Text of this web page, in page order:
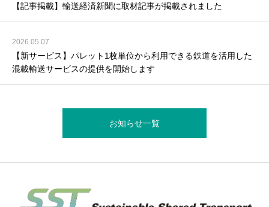
【記事掲載】輸送経済新聞に取材記事が掲載されました
2026.05.07
【新サービス】パレット1枚単位から利用できる鉄道を活用した
混載輸送サービスの提供を開始します
お知らせ一覧